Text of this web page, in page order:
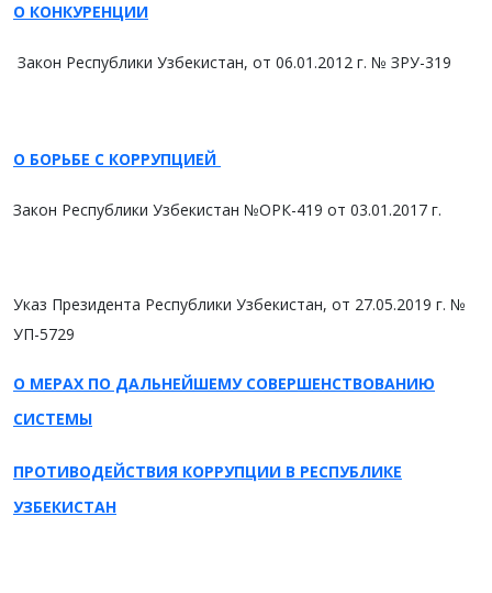
О КОНКУРЕНЦИИ
Закон Республики Узбекистан, от 06.01.2012 г. № ЗРУ-319
О БОРЬБЕ С КОРРУПЦИЕЙ
Закон Республики Узбекистан №ОРК-419 от 03.01.2017 г.
Указ Президента Республики Узбекистан, от 27.05.2019 г. №
УП-5729
О МЕРАХ ПО ДАЛЬНЕЙШЕМУ СОВЕРШЕНСТВОВАНИЮ
СИСТЕМЫ
ПРОТИВОДЕЙСТВИЯ КОРРУПЦИИ В РЕСПУБЛИКЕ
УЗБЕКИСТАН